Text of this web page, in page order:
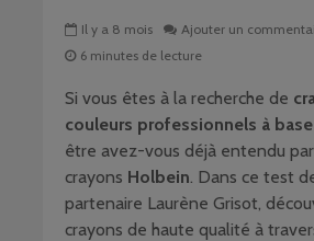
Il y a 8 mois
Ajouter un
6 minutes de lecture
Si vous êtes à la recherche de
couleurs professionnels à base
être avez-vous déjà entendu
crayons Holbein. Dans ce test
partenaire Laurène Grisot,
crayons de haute qualité à